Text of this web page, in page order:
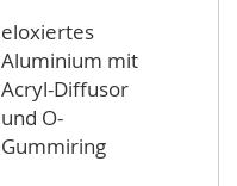
eloxiertes
Aluminium mit
Acryl-Diffusor
und O-
Gummiring